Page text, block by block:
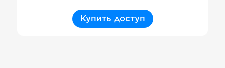
Купить доступ